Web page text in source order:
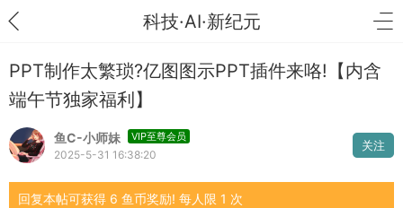
科技·AI·新纪元
PPT制作太繁琐?亿图图示PPT插件来咯!【内含
端午节独家福利】
鱼C-小师妹 VIP至尊会员
2025-5-31 16:38:20
关注
回复本帖可获得 6 鱼币奖励! 每人限 1 次